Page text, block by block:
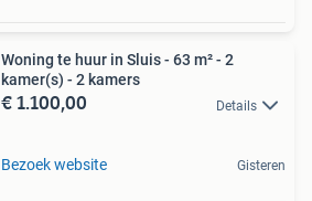
Woning te huur in Sluis - 63 m² - 2
kamer(s) - 2 kamers
€ 1.100,00 Details
Bezoek website Gisteren